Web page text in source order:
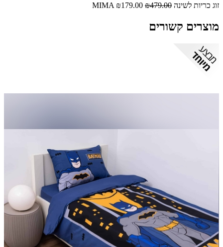
זוג כריות לשינה MIMA ₪179.00 ₪479.00
מוצרים קשורים